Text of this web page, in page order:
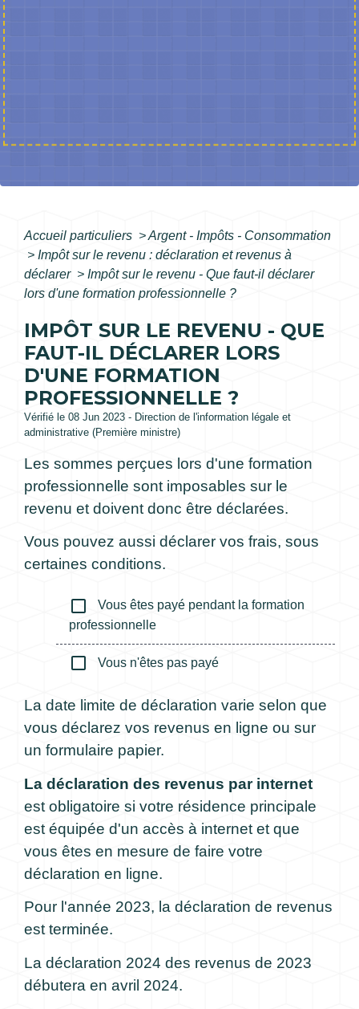
Accueil particuliers >Argent - Impôts - Consommation
> Impôt sur le revenu : déclaration et revenus à
déclarer > Impôt sur le revenu - Que faut-il déclarer
lors d'une formation professionnelle ?
IMPÔT SUR LE REVENU - QUE
FAUT-IL DÉCLARER LORS
D'UNE FORMATION
PROFESSIONNELLE ?
Vérifié le 08 Jun 2023 - Direction de l'information légale et
administrative (Première ministre)
Les sommes perçues lors d'une formation
professionnelle sont imposables sur le
revenu et doivent donc être déclarées.
Vous pouvez aussi déclarer vos frais, sous
certaines conditions.
check_box_outline_blank
Vous êtes payé pendant la formation
professionnelle
check_box_outline_blank Vous n'êtes pas payé
La date limite de déclaration varie selon que
vous déclarez vos revenus en ligne ou sur
un formulaire papier.
La déclaration des revenus par internet
est obligatoire si votre résidence principale
est équipée d'un accès à internet et que
vous êtes en mesure de faire votre
déclaration en ligne.
Pour l'année 2023, la déclaration de revenus
est terminée.
La déclaration 2024 des revenus de 2023
débutera en avril 2024.